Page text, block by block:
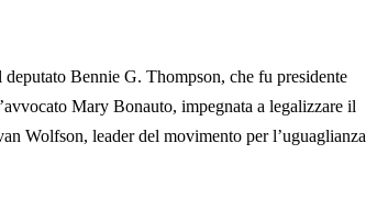
deputato Bennie G. Thompson, che fu presidente
Mary Bonauto, impegnata a legalizzare il
Wolfson, leader del movimento per l’uguaglianza